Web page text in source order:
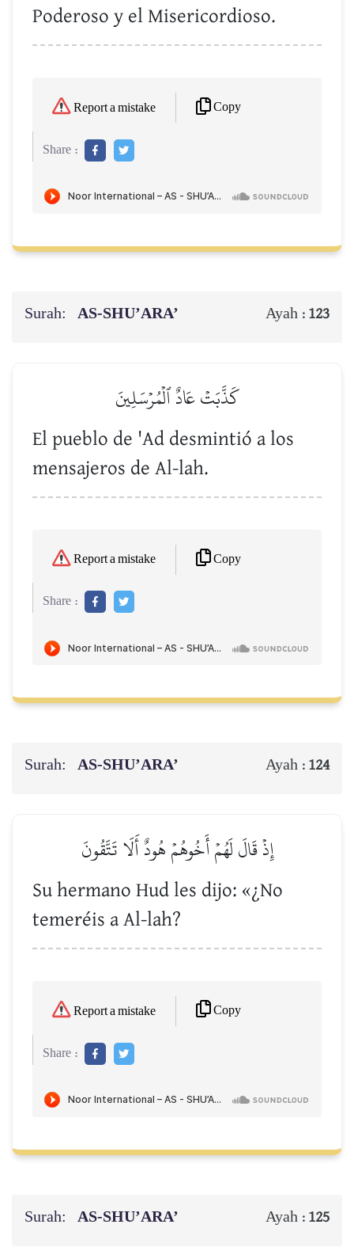
Poderoso y el Misericordioso.
Report a mistake Copy
Share :
Surah: AS-SHU’ARA’ Ayah : 123
كَذَّبَتۡ عَادٌ ٱلۡمُرۡسَلِينَ
El pueblo de 'Ad desmintió a los
mensajeros de Al-lah.
Report a mistake Copy
Share :
Surah: AS-SHU’ARA’ Ayah : 124
إِذۡ قَالَ لَهُمۡ أَخُوهُمۡ هُودٌ أَلَا تَتَّقُونَ
Su hermano Hud les dijo: «¿No
temeréis a Al-lah?
Report a mistake Copy
Share :
Surah: AS-SHU’ARA’ Ayah : 125